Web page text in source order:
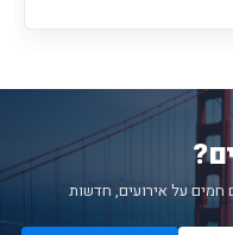
חמים על אירועים, חדשות